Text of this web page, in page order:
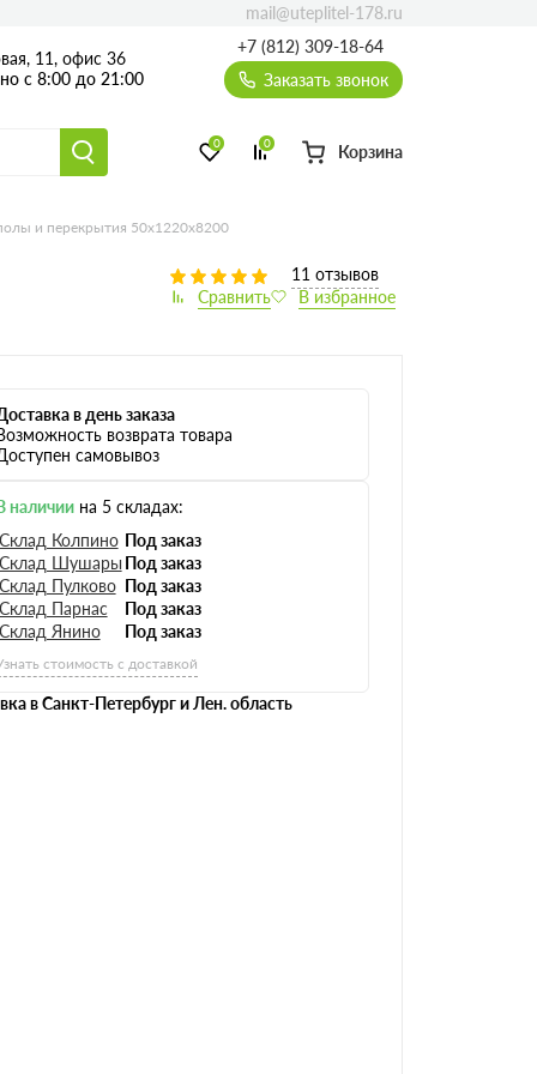
11, офис 36
с 8:00 до 21:00
+7 (812) 309-18-64
Заказать звонок
0 0 Корзина
mail@uteplitel-178.ru
и перекрытия 50х1220х8200
11 отзывов
в день заказа
возврата товара
самовывоз
наличиина 5 складах:
Колпино Под заказ
Шушары Под заказ
Пулково Под заказ
Парнас
Под заказ
Янино
Под заказ
стоимость с доставкой
в Санкт-Петербург и Лен. область